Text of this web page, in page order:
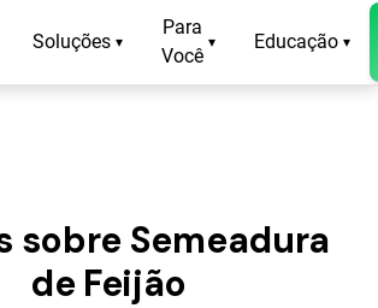
Soluções ▾
Para
Você
▾ Educação ▾
sobre Semeadura
de Feijão